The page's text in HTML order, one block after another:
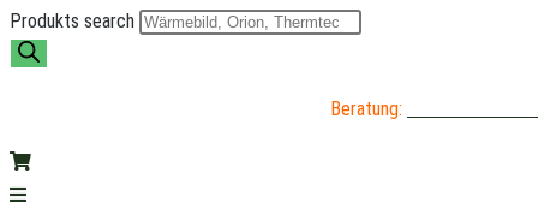
Produkts search
Beratung: